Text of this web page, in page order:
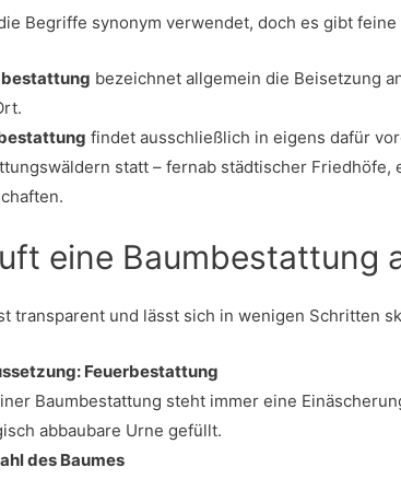
Begriffe synonym verwendet, doch es gibt
bezeichnet allgemein die Beisetzung
findet ausschließlich in eigens dafür
statt – fernab städtischer Friedhöfe,
eine Baumbestattung
transparent und lässt sich in wenigen Schritten
Feuerbestattung
Baumbestattung steht immer eine
abbaubare Urne gefüllt.
des Baumes